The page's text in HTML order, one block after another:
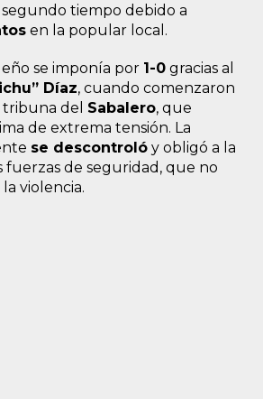
tiempo debido a
en la popular local.
se imponía por 1-0 gracias al
Díaz, cuando comenzaron
tribuna del Sabalero, que
de extrema tensión. La
se descontroló y obligó a la
fuerzas de seguridad, que no
violencia.